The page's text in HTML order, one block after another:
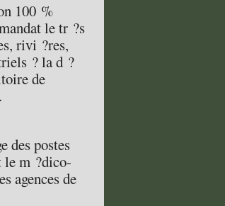
100 %
le tr ?s
rivi ?res,
? la d ?
de
des postes
le m ?dico-
agences de